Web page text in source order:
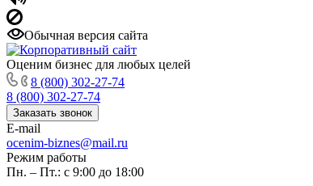
Обычная версия сайта
Оценим бизнес для любых целей
8 (800) 302-27-74
8 (800) 302-27-74
Заказать звонок
E-mail
ocenim-biznes@mail.ru
Режим работы
Пн. – Пт.: с 9:00 до 18:00